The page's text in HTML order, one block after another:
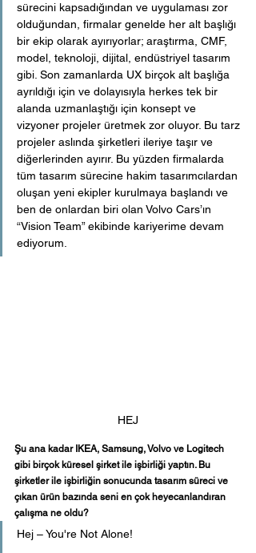
sürecini kapsadığından ve uygulaması zor
olduğundan, firmalar genelde her alt başlığı
bir ekip olarak ayırıyorlar; araştırma, CMF,
model, teknoloji, dijital, endüstriyel tasarım
gibi. Son zamanlarda UX birçok alt başlığa
ayrıldığı için ve dolayısıyla herkes tek bir
alanda uzmanlaştığı için konsept ve
vizyoner projeler üretmek zor oluyor. Bu tarz
projeler aslında şirketleri ileriye taşır ve
diğerlerinden ayırır. Bu yüzden firmalarda
tüm tasarım sürecine hakim tasarımcılardan
oluşan yeni ekipler kurulmaya başlandı ve
ben de onlardan biri olan Volvo Cars’ın
“Vision Team” ekibinde kariyerime devam
ediyorum.
HEJ
Şu ana kadar IKEA, Samsung, Volvo ve Logitech
gibi birçok küresel şirket ile işbirliği yaptın. Bu
şirketler ile işbirliğin sonucunda tasarım süreci ve
çıkan ürün bazında seni en çok heyecanlandıran
çalışma ne oldu?
Hej – You're Not Alone!